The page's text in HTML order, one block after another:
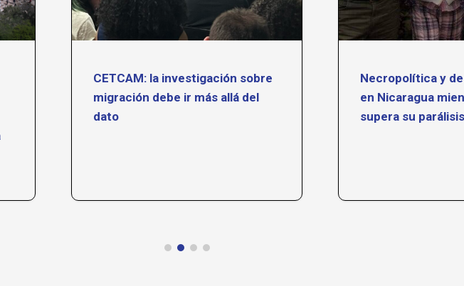
CETCAM: la investigación sobre
migración debe ir más allá del
dato
Necropolítica y
en Nicaragua
supera su parálisis